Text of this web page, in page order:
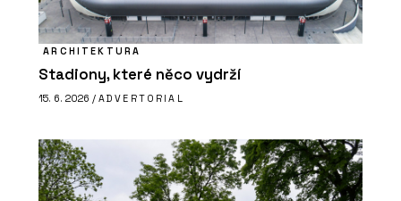
ARCHITEKTURA
Stadiony, které něco vydrží
15. 6. 2026 / ADVERTORIAL